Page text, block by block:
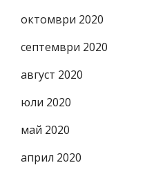
октомври 2020
септември 2020
август 2020
юли 2020
май 2020
април 2020